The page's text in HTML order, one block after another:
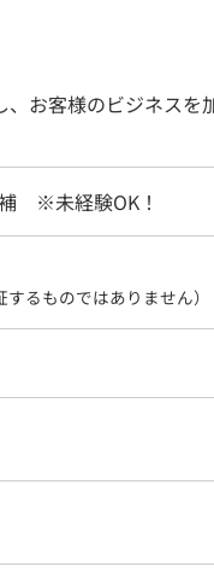
お客様のビジネスを
※未経験OK！
るものではありません）